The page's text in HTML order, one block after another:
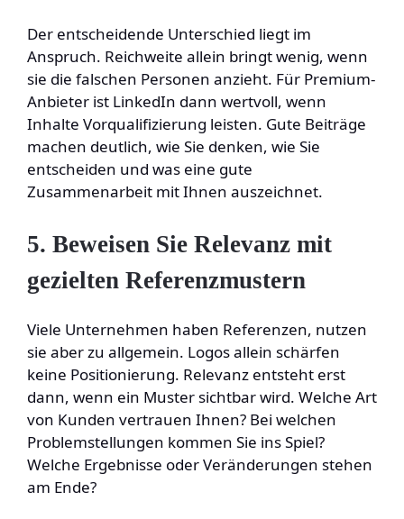
Der entscheidende Unterschied liegt im
Anspruch. Reichweite allein bringt wenig, wenn
sie die falschen Personen anzieht. Für Premium-
Anbieter ist LinkedIn dann wertvoll, wenn
Inhalte Vorqualifizierung leisten. Gute Beiträge
machen deutlich, wie Sie denken, wie Sie
entscheiden und was eine gute
Zusammenarbeit mit Ihnen auszeichnet.
5. Beweisen Sie Relevanz mit
gezielten Referenzmustern
Viele Unternehmen haben Referenzen, nutzen
sie aber zu allgemein. Logos allein schärfen
keine Positionierung. Relevanz entsteht erst
dann, wenn ein Muster sichtbar wird. Welche Art
von Kunden vertrauen Ihnen? Bei welchen
Problemstellungen kommen Sie ins Spiel?
Welche Ergebnisse oder Veränderungen stehen
am Ende?